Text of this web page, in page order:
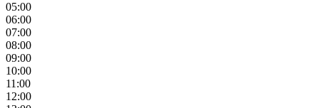
05:00
06:00
07:00
08:00
09:00
10:00
11:00
12:00